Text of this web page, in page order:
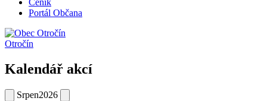
Ceník
Portál Občana
Otročín
Kalendář akcí
Srpen2026